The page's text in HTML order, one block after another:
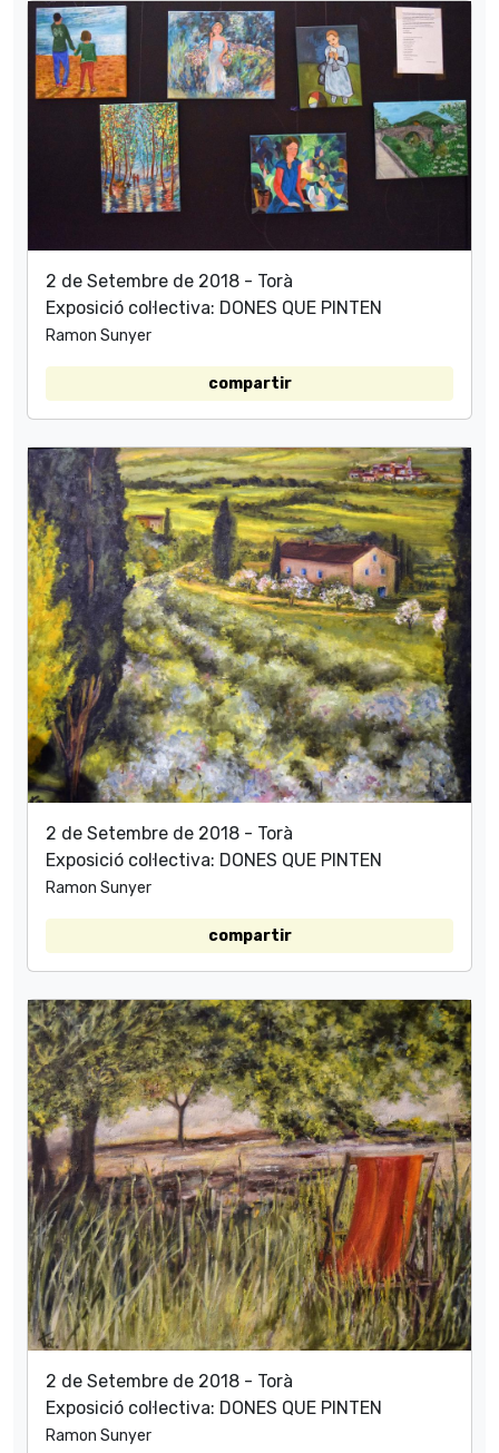
2 de Setembre de 2018 - Torà
Exposició col·lectiva: DONES QUE PINTEN
Ramon Sunyer
compartir
2 de Setembre de 2018 - Torà
Exposició col·lectiva: DONES QUE PINTEN
Ramon Sunyer
compartir
2 de Setembre de 2018 - Torà
Exposició col·lectiva: DONES QUE PINTEN
Ramon Sunyer